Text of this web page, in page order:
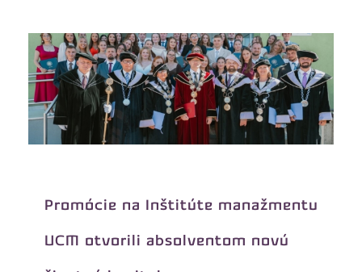
Promócie na Inštitúte manažmentu
UCM otvorili absolventom novú